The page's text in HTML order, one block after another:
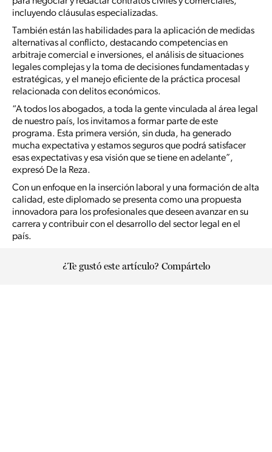
incluyendo cláusulas especializadas.
También están las habilidades para la aplicación de medidas
alternativas al conflicto, destacando competencias en
arbitraje comercial e inversiones, el análisis de situaciones
legales complejas y la toma de decisiones fundamentadas y
estratégicas, y el manejo eficiente de la práctica procesal
relacionada con delitos económicos.
“A todos los abogados, a toda la gente vinculada al área legal
de nuestro país, los invitamos a formar parte de este
programa. Esta primera versión, sin duda, ha generado
mucha expectativa y estamos seguros que podrá satisfacer
esas expectativas y esa visión que se tiene en adelante”,
expresó De la Reza.
Con un enfoque en la inserción laboral y una formación de alta
calidad, este diplomado se presenta como una propuesta
innovadora para los profesionales que deseen avanzar en su
carrera y contribuir con el desarrollo del sector legal en el
país.
¿Te gustó este artículo? Compártelo